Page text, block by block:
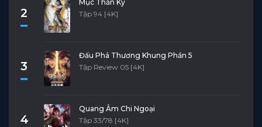
2
Mục Thần Ký
Tập 94 [4K]
3
Đấu Phá Thương Khung Phần 5
Tập Review 05 [4K]
4
Quang Âm Chi Ngoại
Tập 33/78 [4K]